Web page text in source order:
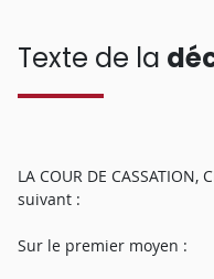
Texte de la
LA COUR DE
suivant :
Sur le premier moyen :